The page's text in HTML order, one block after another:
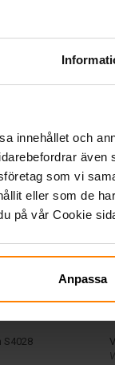
innehållet och
även
som vi
eller som de
på vår Cookie
Anpassa
S4028